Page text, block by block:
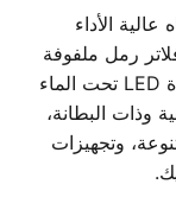
الأداء
إلى 3 حصان، وفلاتر رمل ملفوفة
بأقطار من 20 بوصة إلى 2000 مم، وإضاءة LED تحت الماء
وذات البطانة،
وتجهيزات